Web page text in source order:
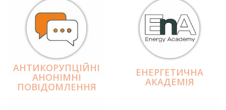
АНТИКОРУПЦІЙНІ
АНОНІМНІ
ПОВІДОМЛЕННЯ
ЕНЕРГЕТИЧНА
АКАДЕМІЯ